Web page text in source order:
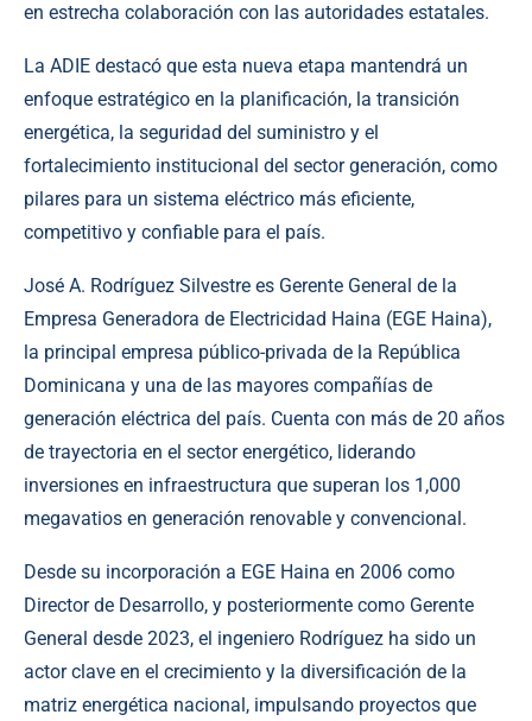
en estrecha colaboración con las autoridades estatales.
La ADIE destacó que esta nueva etapa mantendrá un
enfoque estratégico en la planificación, la transición
energética, la seguridad del suministro y el
fortalecimiento institucional del sector generación, como
pilares para un sistema eléctrico más eficiente,
competitivo y confiable para el país.
José A. Rodríguez Silvestre es Gerente General de la
Empresa Generadora de Electricidad Haina (EGE Haina),
la principal empresa público-privada de la República
Dominicana y una de las mayores compañías de
generación eléctrica del país. Cuenta con más de 20 años
de trayectoria en el sector energético, liderando
inversiones en infraestructura que superan los 1,000
megavatios en generación renovable y convencional.
Desde su incorporación a EGE Haina en 2006 como
Director de Desarrollo, y posteriormente como Gerente
General desde 2023, el ingeniero Rodríguez ha sido un
actor clave en el crecimiento y la diversificación de la
matriz energética nacional, impulsando proyectos que